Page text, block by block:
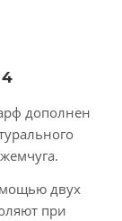
дополнен
двух
при